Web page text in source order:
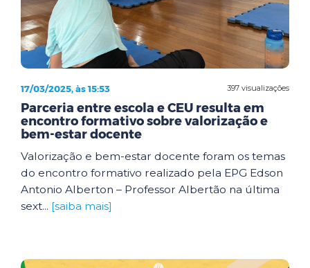
397 visualizações
17/03/2025, às 15:53
Parceria entre escola e CEU resulta em
encontro formativo sobre valorização e
bem-estar docente
Valorização e bem-estar docente foram os temas
do encontro formativo realizado pela EPG Edson
Antonio Alberton – Professor Albertão na última
sext... [saiba mais]